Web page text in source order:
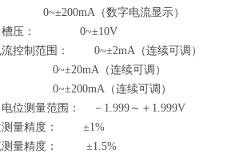
0~±200mA （数字电流显示）
压：
0~±10V
控制范围：
0~±2mA （连续可调）
0~±20mA （连续可调）
0~±200mA （连续可调）
位测量范围：
－ 1.999 ～＋ 1.999V
量精度：
±1%
量精度：
±1.5%